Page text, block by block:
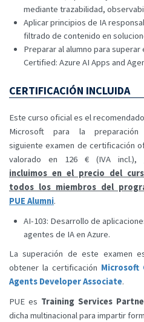
mediante trazabilidad,
Aplicar principios de IA
filtrado de contenido en
Preparar al alumno para
Certified: Azure AI Apps and
CERTIFICACIÓN INCLUIDA
Este curso oficial es el
Microsoft para la
siguiente examen de certificación
valorado en 126 € (IVA incl.),
incluimos en el precio del
todos los miembros del
PUE Alumni.
AI-103: Desarrollo de
agentes de IA en Azure.
La superación de este examen
obtener la certificación Microsoft
Agents Developer Associate.
PUE es Training Services
dicha multinacional para impartir